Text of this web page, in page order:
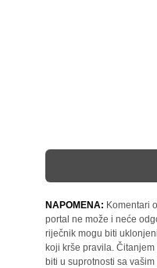
NAPOMENA: Komentari
portal ne može i neće
riječnik mogu biti
koji krše pravila.
biti u suprotnosti sa vašim